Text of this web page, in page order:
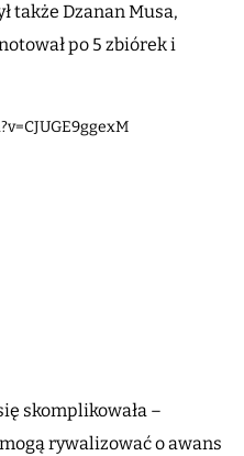
także Dzanan Musa,
po 5 zbiórek i
skomplikowała –
rywalizować o awans